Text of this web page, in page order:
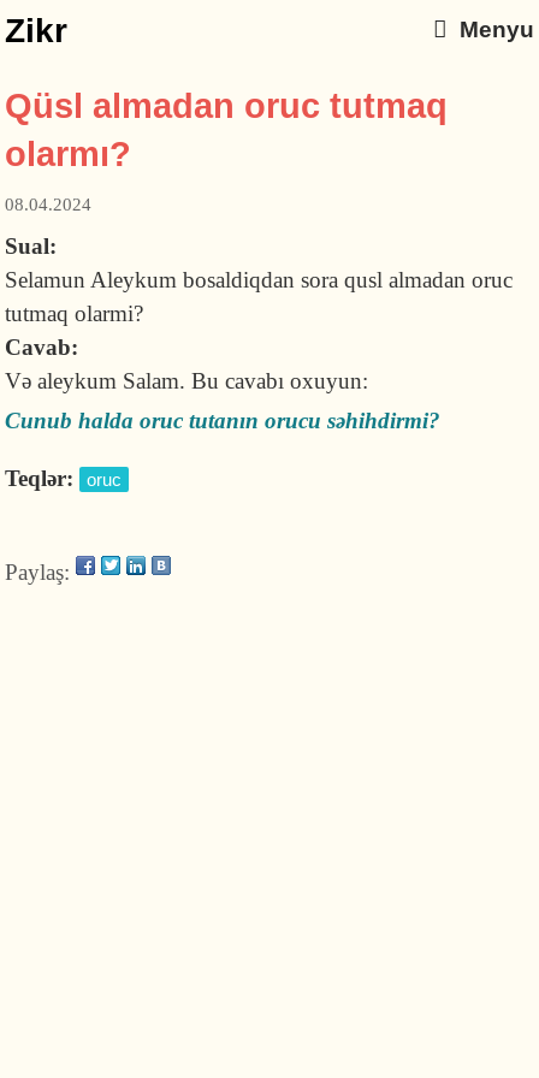
Zikr Menyu
Qüsl almadan oruc tutmaq
olarmı?
08.04.2024
Sual:
Selamun Aleykum bosaldiqdan sora qusl almadan oruc
tutmaq olarmi?
Cavab:
Və aleykum Salam. Bu cavabı oxuyun:
Cunub halda oruc tutanın orucu səhihdirmi?
Teqlər: oruc
Paylaş: